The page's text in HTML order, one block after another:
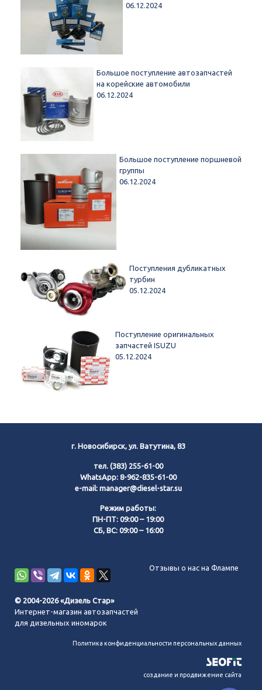
06.12.2024
Большое поступление автозапчастей
на корейские автомобили
06.12.2024
Большое поступление поршневой
группы
06.12.2024
Поступления дубликатных
турбин
05.12.2024
Поступление оригинальных
запчастей ISUZU
05.12.2024
г. Новосибирск, ул. Ватутина, 83
тел. (383) 255-61-00
WhatsApp: 8-962-835-61-00
e-mail: manager@diesel-star.su
Режим работы:
ПН-ПТ: 09:00 – 19:00
СБ, ВС: 09:00 – 16:00
Отзывы о нас на Флампе
© 2004-2026 «Дизель Стар»
Интернет-магазин автозапчастей
для дизельных иномарок
Политика конфиденциальности персональных данных
создание и продвижение сайта